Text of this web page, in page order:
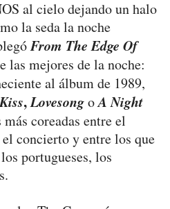
al cielo dejando un halo
la seda la noche
From The Edge Of
las mejores de la noche:
al álbum de 1989,
,LovesongoA Night
coreadas entre el
concierto y entre los que
portugueses, los